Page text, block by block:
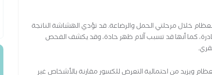
خلال مرحلتي الحمل والرضاعة. قد تؤدي الهشاشة الناتجة
كما أنها قد تسبب آلام ظهر حادة، وقد يكشف الفحص
ويزيد من احتمالية التعرض للكسور مقارنة بالأشخاص غير